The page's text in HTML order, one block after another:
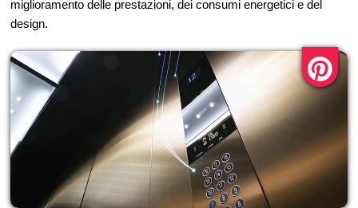
miglioramento delle prestazioni, dei consumi energetici e del
design.